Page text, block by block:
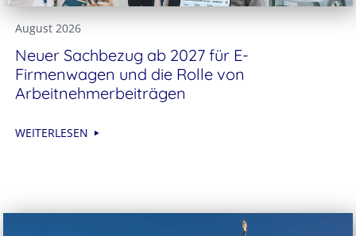
August 2026
Neuer Sachbezug ab 2027 für E-
Firmenwagen und die Rolle von
Arbeitnehmer​­beiträgen
WEITERLESEN